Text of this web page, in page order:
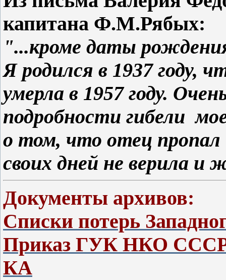
капитана Ф.М.Рябых:
"...кроме даты
Я родился в 1937 году,
умерла в 1957 году.
подробности гибели
о том, что отец пропал
своих дней не верила и
Документы архивов:
Списки потерь
Приказ ГУК НКО СССР
КА